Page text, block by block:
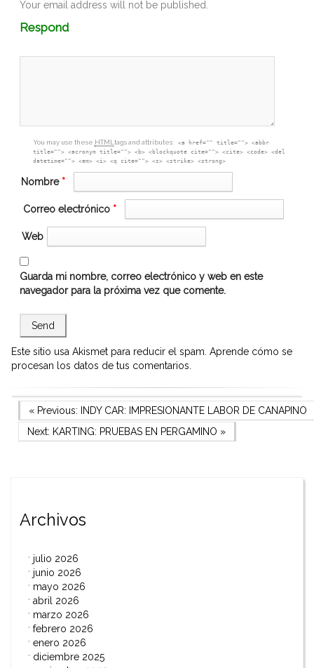
Your email address will not be published.
RespondComment
box
You may use these HTML tags and attributes:
<a href="" title=""> <abbr
title=""> <acronym title=""> <b> <blockquote cite=""> <cite> <code> <del
datetime=""> <em> <i> <q cite=""> <s> <strike> <strong>
Nombre *
Correo electrónico *
Web
Guarda mi nombre, correo electrónico y web en este
navegador para la próxima vez que comente.
Este sitio usa Akismet para reducir el spam. Aprende cómo se
procesan los datos de tus comentarios.
Navegación
de
Previous Post
« Previous:
INDY CAR: IMPRESIONANTE LABOR DE CANAPINO
Next Post
Next: KARTING: PRUEBAS EN PERGAMINO »
Archivos
julio 2026
junio 2026
mayo 2026
abril 2026
marzo 2026
febrero 2026
enero 2026
diciembre 2025